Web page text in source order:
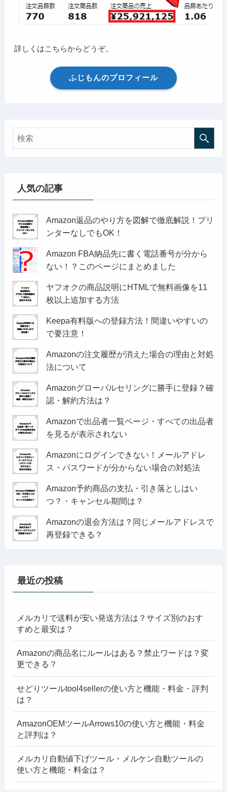
詳しくはこちらからどうぞ。
ふじもんのプロフィール
人気の記事
Amazon返品のやり方を図解で徹底解説！プリ
ンターなしでもOK！
Amazon FBA納品先に書く電話番号が分から
ない！？このページにまとめました
ヤフオクの商品説明にHTMLで無料画像を11
枚以上追加する方法
Keepa有料版への登録方法！間違いやすいの
で要注意！
Amazonの注文履歴が消えた場合の理由と対処
法について
Amazonグローバルセリングに勝手に登録？確
認・解約方法は？
Amazonで出品者一覧ページ・すべての出品者
を見るが表示されない
Amazonにログインできない！メールアドレ
ス・パスワードが分からない場合の対処法
Amazon予約商品の支払・引き落としはい
つ？・キャンセル期間は？
Amazonの退会方法は？同じメールアドレスで
再登録できる？
最近の投稿
メルカリで送料が安い発送方法は？サイズ別のおす
すめと最安は？
Amazonの商品名にルールはある？禁止ワードは？変
更できる？
せどりツールtool4sellerの使い方と機能・料金・評判
は？
AmazonOEMツールArrows10の使い方と機能・料金
と評判は？
メルカリ自動値下げツール・メルケン自動ツールの
使い方と機能・料金は？